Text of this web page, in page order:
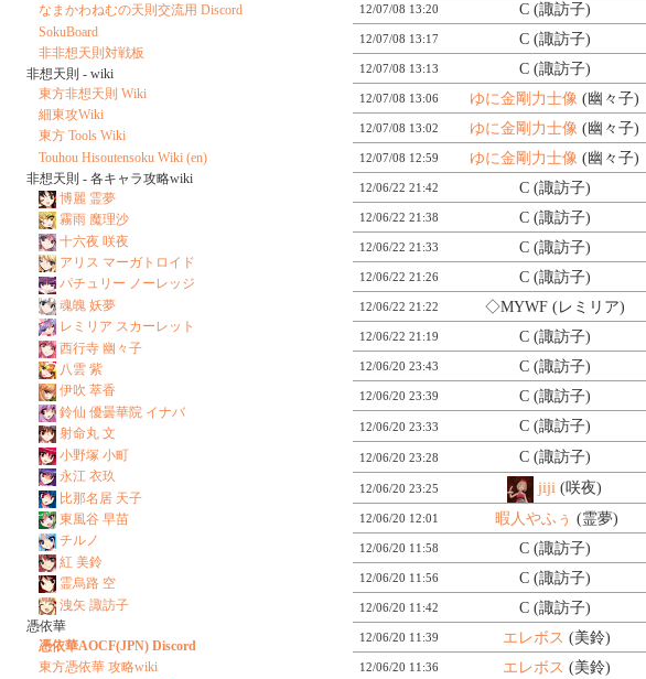
12/07/08 13:20 C (諏訪子)
12/07/08 13:17 C (諏訪子)
12/07/08 13:13 C (諏訪子)
12/07/08 13:06 ゆに金剛力士像 (幽々子)
12/07/08 13:02 ゆに金剛力士像 (幽々子)
12/07/08 12:59 ゆに金剛力士像 (幽々子)
12/06/22 21:42 C (諏訪子)
12/06/22 21:38 C (諏訪子)
12/06/22 21:33 C (諏訪子)
12/06/22 21:26 C (諏訪子)
12/06/22 21:22 ◇MYWF(レミリア)
12/06/22 21:19 C (諏訪子)
12/06/20 23:43 C (諏訪子)
12/06/20 23:39 C (諏訪子)
12/06/20 23:33 C (諏訪子)
12/06/20 23:28 C (諏訪子)
12/06/20 23:25 jiji (咲夜)
12/06/20 12:01 暇人やふぅ (霊夢)
12/06/20 11:58 C (諏訪子)
12/06/20 11:56 C (諏訪子)
12/06/20 11:42 C (諏訪子)
12/06/20 11:39 エレボス (美鈴)
12/06/20 11:36 エレボス (美鈴)
なまかわねむの天則交流用 Discord
SokuBoard
非非想天則対戦板
非想天則 - wiki
東方非想天則 Wiki
細東攻Wiki
東方 Tools Wiki
Touhou Hisoutensoku Wiki (en)
非想天則 - 各キャラ攻略wiki
博麗 霊夢
霧雨 魔理沙
十六夜 咲夜
アリス マーガトロイド
パチュリー ノーレッジ
魂魄 妖夢
レミリア スカーレット
西行寺 幽々子
八雲 紫
伊吹 萃香
鈴仙 優曇華院 イナバ
射命丸 文
小野塚 小町
永江 衣玖
比那名居 天子
東風谷 早苗
チルノ
紅 美鈴
霊烏路 空
洩矢 諏訪子
憑依華
憑依華AOCF(JPN) Discord
東方憑依華 攻略wiki